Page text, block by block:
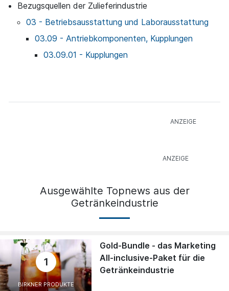
Bezugsquellen der Zulieferindustrie
03 - Betriebsausstattung und Laborausstattung
03.09 - Antriebkomponenten, Kupplungen
03.09.01 - Kupplungen
Ausgewählte Topnews aus der
Getränkeindustrie
1
BIRKNER PRODUKTE
Gold-Bundle - das Marketing
All-inclusive-Paket für die
Getränkeindustrie